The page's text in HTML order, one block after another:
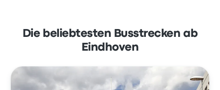
Die beliebtesten Busstrecken ab
Eindhoven